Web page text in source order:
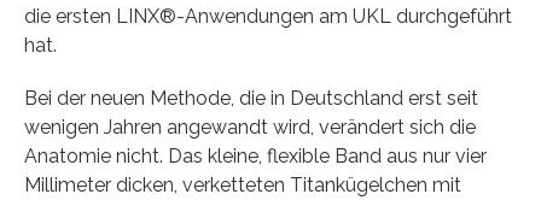
die ersten LINX®-Anwendungen am UKL durchgeführt
hat.
Bei der neuen Methode, die in Deutschland erst seit
wenigen Jahren angewandt wird, verändert sich die
Anatomie nicht. Das kleine, flexible Band aus nur vier
Millimeter dicken, verketteten Titankügelchen mit